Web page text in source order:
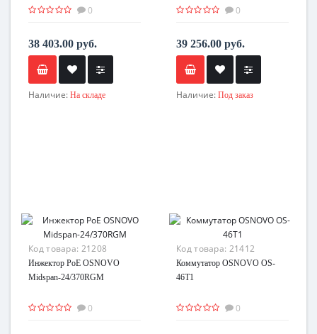
0
38 403.00 руб.
Наличие: На складе
0
39 256.00 руб.
Наличие: Под заказ
Код товара: 21208
Инжектор PoE OSNOVO
Midspan-24/370RGM
0
Код товара: 21412
Коммутатор OSNOVO OS-
46T1
0